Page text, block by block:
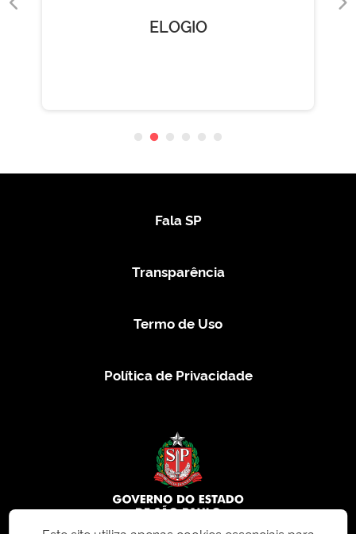
ELOGIO
Fala SP
Transparência
Termo de Uso
Política de Privacidade